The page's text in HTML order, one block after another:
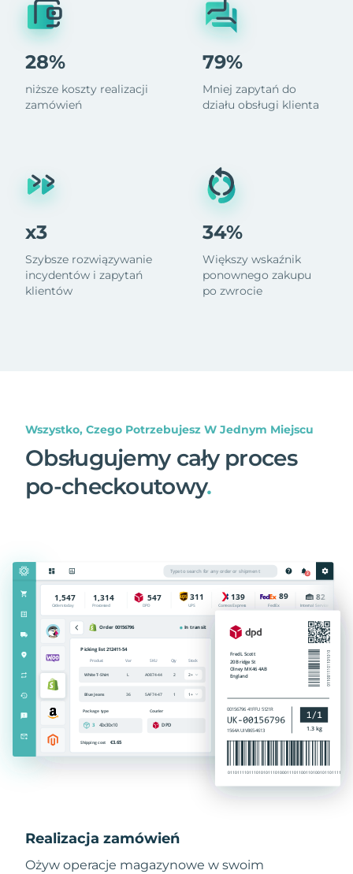
28%
niższe koszty realizacji
zamówień
x3
Szybsze rozwiązywanie
incydentów i zapytań
klientów
79%
Mniej zapytań do
działu obsługi klienta
34%
Większy wskaźnik
ponownego zakupu
po zwrocie
Wszystko, Czego Potrzebujesz W Jednym Miejscu
Obsługujemy cały proces
po-checkoutowy.
Realizacja zamówień
Ożyw operacje magazynowe w swoim